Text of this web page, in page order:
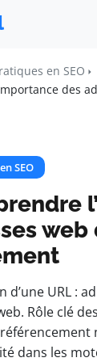
en SEO
des
SEO
web
d’une URL :
Rôle clé
dans les